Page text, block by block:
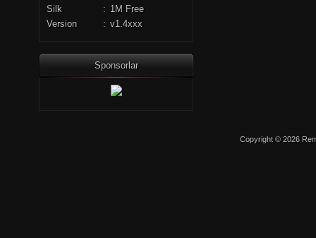
Silk
: 1M Free
Version
: v1.4xxx
Sponsorlar
Copyright © 2026